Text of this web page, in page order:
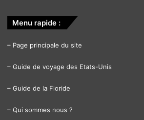
Menu rapide :
– Page principale du site
– Guide de voyage des Etats-Unis
– Guide de la Floride
– Qui sommes nous ?